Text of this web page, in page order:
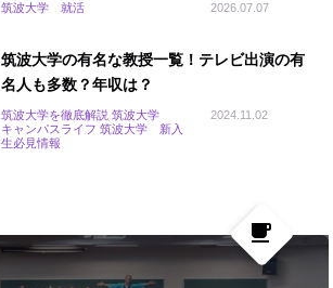
2026.07.07
筑波大学 就活
筑波大学の有名な教授一覧！テレビ出演の有
名人も多数？年収は？
2024.11.02
筑波大学を徹底解説 筑波大学
キャンパスライフ 筑波大学 新入
生必見情報
local_cafe